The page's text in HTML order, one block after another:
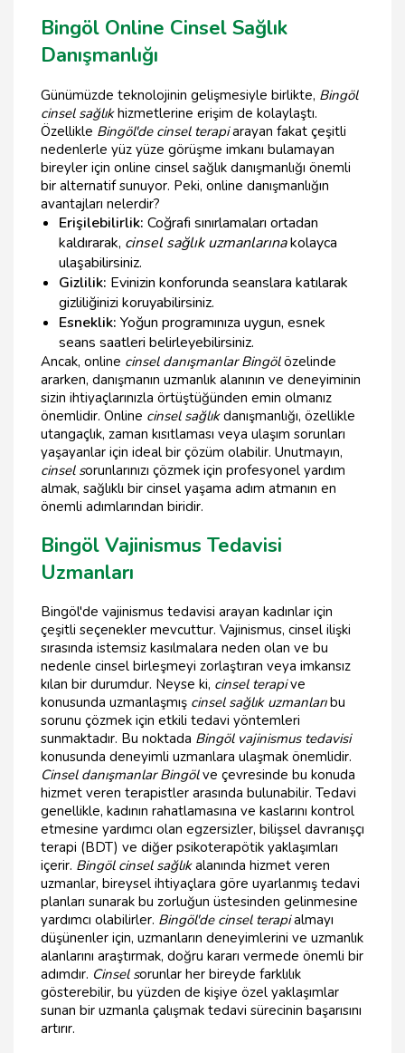
Bingöl Online Cinsel Sağlık
Danışmanlığı
Günümüzde teknolojinin gelişmesiyle birlikte, Bingöl
cinsel sağlıkhizmetlerine erişim de kolaylaştı.
Özellikle Bingöl'de cinsel terapiarayan fakat çeşitli
nedenlerle yüz yüze görüşme imkanı bulamayan
bireyler için online cinsel sağlık danışmanlığı önemli
bir alternatif sunuyor. Peki, online danışmanlığın
avantajları nelerdir?
Erişilebilirlik: Coğrafi sınırlamaları ortadan
kaldırarak, cinsel sağlık uzmanlarınakolayca
ulaşabilirsiniz.
Gizlilik: Evinizin konforunda seanslara katılarak
gizliliğinizi koruyabilirsiniz.
Esneklik: Yoğun programınıza uygun, esnek
seans saatleri belirleyebilirsiniz.
Ancak, online cinsel danışmanlar Bingölözelinde
ararken, danışmanın uzmanlık alanının ve deneyiminin
sizin ihtiyaçlarınızla örtüştüğünden emin olmanız
önemlidir. Online cinsel sağlıkdanışmanlığı, özellikle
utangaçlık, zaman kısıtlaması veya ulaşım sorunları
yaşayanlar için ideal bir çözüm olabilir. Unutmayın,
cinsel sorunlarınızı çözmek için profesyonel yardım
almak, sağlıklı bir cinsel yaşama adım atmanın en
önemli adımlarından biridir.
Bingöl Vajinismus Tedavisi
Uzmanları
Bingöl'de vajinismus tedavisi arayan kadınlar için
çeşitli seçenekler mevcuttur. Vajinismus, cinsel ilişki
sırasında istemsiz kasılmalara neden olan ve bu
nedenle cinsel birleşmeyi zorlaştıran veya imkansız
kılan bir durumdur. Neyse ki, cinsel terapive
konusunda uzmanlaşmış cinsel sağlık uzmanlarıbu
sorunu çözmek için etkili tedavi yöntemleri
sunmaktadır. Bu noktada Bingöl vajinismus tedavisi
konusunda deneyimli uzmanlara ulaşmak önemlidir.
Cinsel danışmanlar Bingölve çevresinde bu konuda
hizmet veren terapistler arasında bulunabilir. Tedavi
genellikle, kadının rahatlamasına ve kaslarını kontrol
etmesine yardımcı olan egzersizler, bilişsel davranışçı
terapi (BDT) ve diğer psikoterapötik yaklaşımları
içerir. Bingöl cinsel sağlıkalanında hizmet veren
uzmanlar, bireysel ihtiyaçlara göre uyarlanmış tedavi
planları sunarak bu zorluğun üstesinden gelinmesine
yardımcı olabilirler. Bingöl'de cinsel terapialmayı
düşünenler için, uzmanların deneyimlerini ve uzmanlık
alanlarını araştırmak, doğru kararı vermede önemli bir
adımdır. Cinsel sorunlar her bireyde farklılık
gösterebilir, bu yüzden de kişiye özel yaklaşımlar
sunan bir uzmanla çalışmak tedavi sürecinin başarısını
artırır.